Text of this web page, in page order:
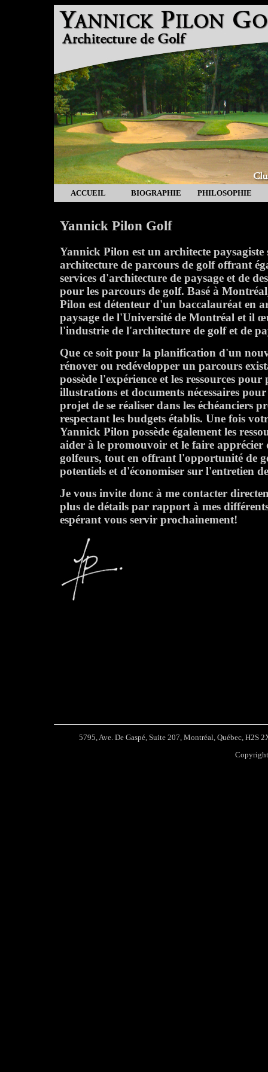
ACCUEIL BIOGRAPHIE PHILOSOPHIE
Yannick Pilon Golf
Yannick Pilon est un architecte paysagiste
architecture de parcours de golf offrant
services d'architecture de paysage et de
pour les parcours de golf. Basé à
Pilon est détenteur d'un baccalauréat en
paysage de l'Université de Montréal et il
l'industrie de l'architecture de golf et de
Que ce soit pour la planification d'un
rénover ou redévelopper un parcours
possède l'expérience et les ressources
illustrations et documents nécessaires
projet de se réaliser dans les échéanciers
respectant les budgets établis. Une fois
Yannick Pilon possède également les
aider à le promouvoir et le faire apprécier
golfeurs, tout en offrant l'opportunité de
potentiels et d'économiser sur l'entretien
Je vous invite donc à me contacter
plus de détails par rapport à mes
espérant vous servir prochainement!
5795, Ave. De Gaspé, Suite 207, Montréal, Québec,